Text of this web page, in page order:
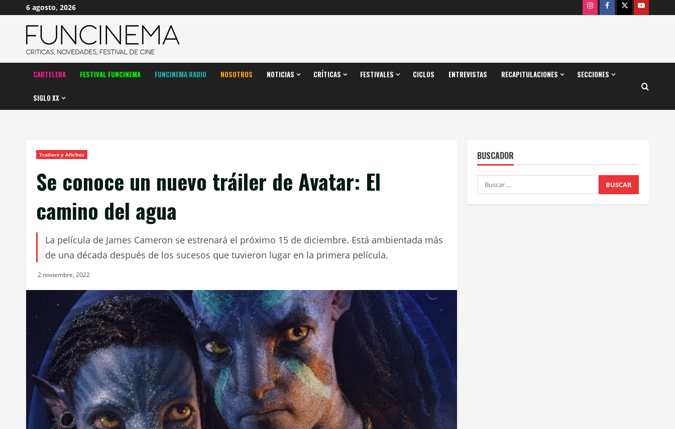
contenido
6 agosto, 2026 InstagramFacebook
X Youtube
CARTELERA FESTIVAL FUNCINEMA FUNCINEMA RADIO NOSOTROS NOTICIAS CRÍTICAS FESTIVALES CICLOS ENTREVISTAS RECAPITULACIONES SECCIONES
SIGLO XX
Trailers y Afiches
Se conoce un nuevo tráiler de Avatar: El
camino del agua
La película de James Cameron se estrenará el próximo 15 de diciembre. Está ambientada más
de una década después de los sucesos que tuvieron lugar en la primera película.
2 noviembre, 2022
BUSCADOR
Buscar: